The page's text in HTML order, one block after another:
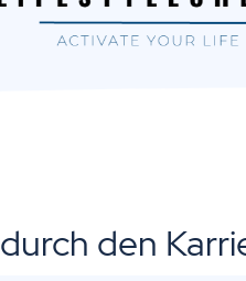
durch den